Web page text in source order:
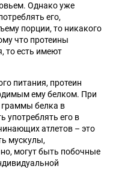
Однако уже
его,
порции, то никакого
что протеины
то есть имеют
питания, протеин
ему белком. При
граммы белка в
употреблять его в
атлетов – это
мускулы,
могут быть побочные